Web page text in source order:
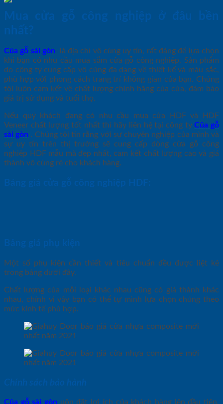
Mua cửa gỗ công nghiệp ở đâu bền
nhất?
Của gỗ sài gòn là địa chỉ vô cùng uy tín, rất đáng để lựa chọn
khi bạn có nhu cầu mua sắm cửa gỗ công nghiệp. Sản phẩm
do công ty cung cấp vô cùng đa dạng về thiết kế và màu sắc,
phù hợp với phong cách trang trí không gian của bạn. Chúng
tôi luôn cam kết về chất lượng chính hãng của cửa, đảm bảo
giá trị sử dụng và tuổi thọ.
Nếu quý khách đang có nhu cầu mua cửa HDF và HDF
Veneer chất lượng tốt nhất thì hãy liên hệ tại công tyCủa gỗ
sài gòn . Chúng tôi tin rằng với sự chuyên nghiệp của mình và
sự uy tín trên thị trường sẽ cung cấp dòng cửa gỗ công
nghiệp HDF mẫu mã đẹp nhất, cam kết chất lượng cao và giá
thành vô cùng rẻ cho khách hàng.
Bảng giá cửa gỗ công nghiệp HDF:
Bảng giá phụ kiện
Một số phụ kiện cần thiết và tiêu chuẩn đều được liệt kê
trong bảng dưới đây.
Chất lượng của mỗi loại khác nhau cũng có giá thành khác
nhau, chính vì vậy bạn có thể tự mình lựa chọn chúng theo
mức kinh tế phù hợp.
Chính sách bảo hành
Của gỗ sài gòn uôn đặt lợi ích của khách hàng lên đầu tiên,